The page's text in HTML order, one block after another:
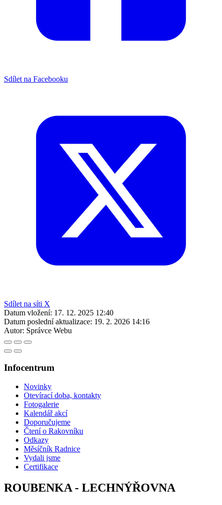
Sdílet na Facebooku
Sdílet na síti X
Datum vložení: 17. 12. 2025 12:40
Datum poslední aktualizace: 19. 2. 2026 14:16
Autor: Správce Webu
Infocentrum
Novinky
Otevírací doba, kontakty
Fotogalerie
Kalendář akcí
Doporučujeme
Čtení o Rakovníku
Odkazy
Měsíčník Radnice
Vydali jsme
Certifikace
ROUBENKA - LECHNÝŘOVNA